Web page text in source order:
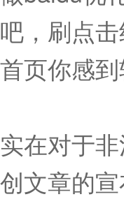
吧，刷点
首页你感到
实在对于
创文章的